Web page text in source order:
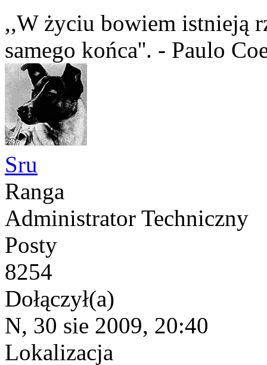
,,W życiu bo­wiem is­tnieją
sa­mego końca''. - Paulo
Sru
Ranga
Administrator Techniczny
Posty
8254
Dołączył(a)
N, 30 sie 2009, 20:40
Lokalizacja